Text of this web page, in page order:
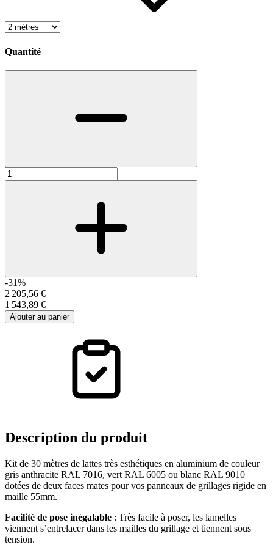
Quantité
-31%
2 205,56 €
1 543,89 €
Ajouter au panier
Description du produit
Kit de 30 mètres de lattes très esthétiques en aluminium de couleur
gris anthracite RAL 7016, vert RAL 6005 ou blanc RAL 9010
dotées de deux faces mates pour vos panneaux de grillages rigide en
maille 55mm.
Facilité de pose inégalable : Très facile à poser, les lamelles
viennent s’entrelacer dans les mailles du grillage et tiennent sous
tension.